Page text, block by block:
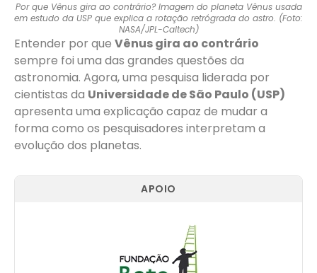
Por que Vênus gira ao contrário? Imagem do planeta Vênus usada
em estudo da USP que explica a rotação retrógrada do astro. (Foto:
NASA/JPL-Caltech)
Entender por que Vênus gira ao contrário
sempre foi uma das grandes questões da
astronomia. Agora, uma pesquisa liderada por
cientistas da Universidade de São Paulo (USP)
apresenta uma explicação capaz de mudar a
forma como os pesquisadores interpretam a
evolução dos planetas.
APOIO